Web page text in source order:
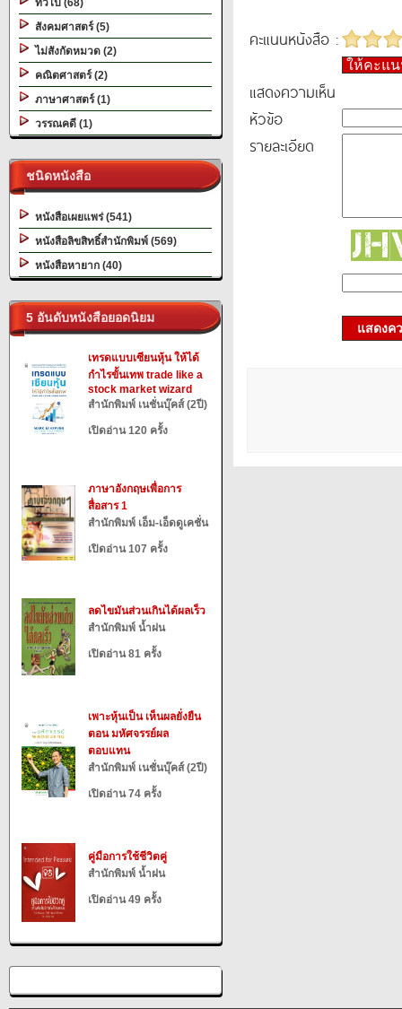
ทั่วไป (68)
สังคมศาสตร์ (5)
ไม่สังกัดหมวด (2)
คณิตศาสตร์ (2)
ภาษาศาสตร์ (1)
วรรณคดี (1)
ชนิดหนังสือ
หนังสือเผยแพร่ (541)
หนังสือลิขสิทธิ์สำนักพิมพ์ (569)
หนังสือหายาก (40)
5 อันดับหนังสือยอดนิยม
เทรดแบบเซียนหุ้น ให้ได้
กำไรขั้นเทพ trade like a
stock market wizard
สำนักพิมพ์ เนชั่นบุ๊คส์ (2ปี)
เปิดอ่าน 120 ครั้ง
ภาษาอังกฤษเพื่อการ
สื่อสาร 1
สำนักพิมพ์ เอ็ม-เอ็ดดูเคชั่น
เปิดอ่าน 107 ครั้ง
ลดไขมันส่วนเกินได้ผลเร็ว
สำนักพิมพ์ น้ำฝน
เปิดอ่าน 81 ครั้ง
เพาะหุ้นเป็น เห็นผลยั่งยืน
ตอน มหัศจรรย์ผล
ตอบแทน
สำนักพิมพ์ เนชั่นบุ๊คส์ (2ปี)
เปิดอ่าน 74 ครั้ง
คู่มือการใช้ชีวิตคู่
สำนักพิมพ์ น้ำฝน
เปิดอ่าน 49 ครั้ง
คะแนนหนังสือ :
ให้คะแ
แสดงความเห็น
หัวข้อ
รายละเอียด
แสดงค